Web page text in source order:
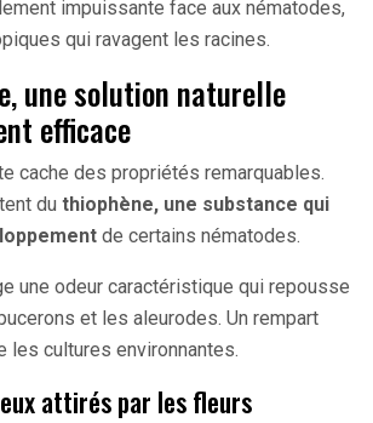
impuissante face aux nématodes,
qui ravagent les racines.
une solution naturelle
efficace
cache des propriétés remarquables.
du thiophène, une substance qui
de certains nématodes.
une odeur caractéristique qui repousse
et les aleurodes. Un rempart
les cultures environnantes.
attirés par les fleurs